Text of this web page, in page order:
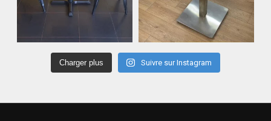
Charger plus Suivre sur Instagram